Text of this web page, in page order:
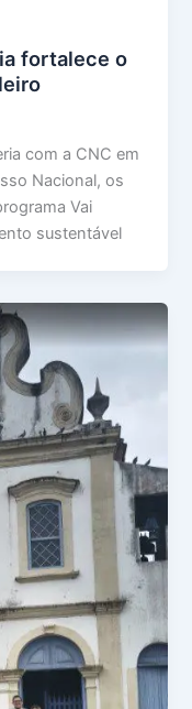
fortalece o
com a CNC em
Nacional, os
Vai
sustentável